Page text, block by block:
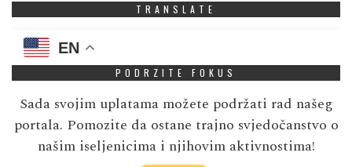
TRANSLATE
EN
PODRZITE FOKUS
Sada svojim uplatama možete podržati rad našeg
portala. Pomozite da ostane trajno svjedočanstvo o
našim iseljenicima i njihovim aktivnostima!